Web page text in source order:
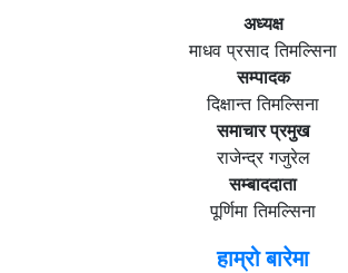
अध्यक्ष
माधव प्रसाद तिमल्सिना
सम्पादक
दिक्षान्त तिमल्सिना
समाचार प्रमुख
राजेन्द्र गजुरेल
सम्बाददाता
पूर्णिमा तिमल्सिना
हाम्रो बारेमा